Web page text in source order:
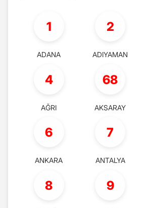
1
ADANA
2
ADIYAMAN
4
AĞRI
68
AKSARAY
6
ANKARA
7
ANTALYA
8 9